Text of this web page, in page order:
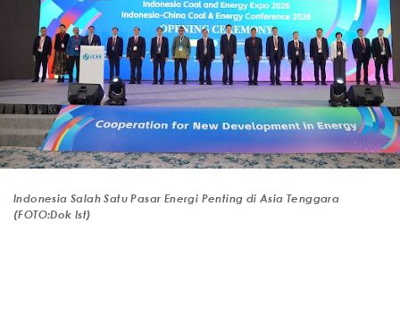
Indonesia Salah Satu Pasar Energi Penting di Asia Tenggara
(FOTO:Dok Ist)